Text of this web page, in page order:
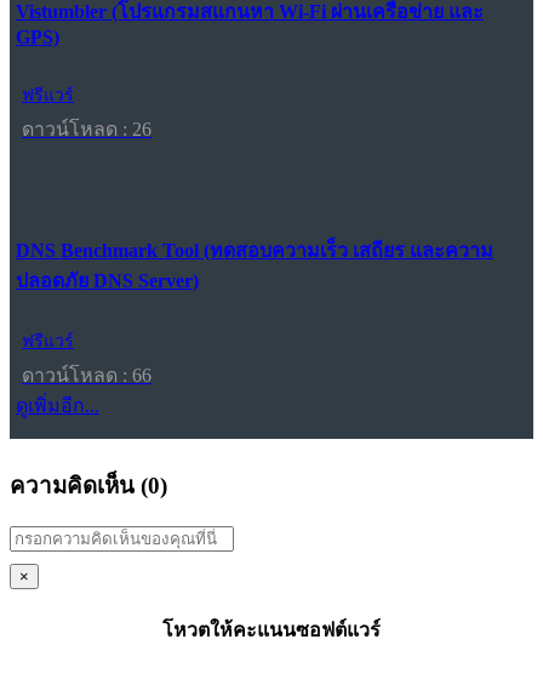
Vistumbler (โปรแกรมสแกนหา Wi-Fi ผ่านเครือข่าย และ
GPS)
ฟรีแวร์
ดาวน์โหลด : 26
DNS Benchmark Tool (ทดสอบความเร็ว เสถียร และความ
ปลอดภัย DNS Server)
ฟรีแวร์
ดาวน์โหลด : 66
ดูเพิ่มอีก...
ความคิดเห็น (0)
×
โหวตให้คะแนนซอฟต์แวร์